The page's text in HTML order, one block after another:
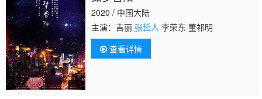
2020 / 中国大陆
主演：吉丽 张哲人 李荣东 董祁明
查看详情